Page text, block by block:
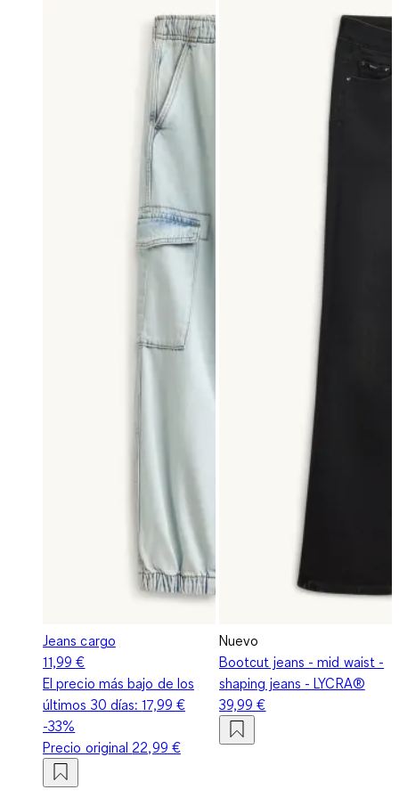
Jeans cargo
11,99 €
El precio más bajo de los
últimos 30 días:17,99 €
-33%
Precio original 22,99 €
Nuevo
Bootcut jeans - mid waist -
shaping jeans - LYCRA®
39,99 €